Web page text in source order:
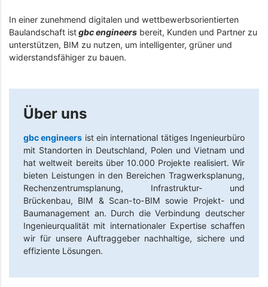
In einer zunehmend digitalen und wettbewerbsorientierten
Baulandschaft istgbc engineers bereit, Kunden und Partner zu
unterstützen, BIM zu nutzen, um intelligenter, grüner und
widerstandsfähiger zu bauen.
Über uns
gbc engineers ist ein international tätiges Ingenieurbüro
mit Standorten in Deutschland, Polen und Vietnam und
hat weltweit bereits über 10.000 Projekte realisiert. Wir
bieten Leistungen in den Bereichen Tragwerksplanung,
Rechenzentrumsplanung, Infrastruktur- und
Brückenbau, BIM & Scan-to-BIM sowie Projekt- und
Baumanagement an. Durch die Verbindung deutscher
Ingenieurqualität mit internationaler Expertise schaffen
wir für unsere Auftraggeber nachhaltige, sichere und
effiziente Lösungen.